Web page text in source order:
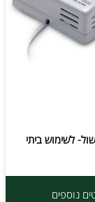
לשימוש ביתי
נוספים